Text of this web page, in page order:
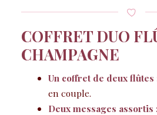
COFFRET DUO
CHAMPAGNE
Un coffret de deux flûtes
en couple.
Deux messages assortis